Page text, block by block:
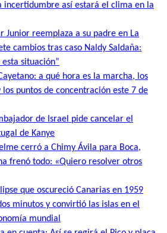
incertidumbre así estará el clima en la
Junior reemplaza a su padre en La
cambios tras caso Naldy Saldaña:
situación”
a qué hora es la marcha, los
puntos de concentración este 7 de
de Israel pide cancelar el
de Kanye
cerró a Chimy Ávila para Boca,
frenó todo: «Quiero resolver otros
que oscureció Canarias en 1959
minutos y convirtió las islas en el
mundial